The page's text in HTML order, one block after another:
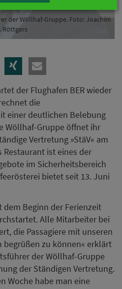
der Wöllhaf-Gruppe. Foto: Joachim
Röttgers
der Flughafen BER wieder
die
einer deutlichen Belebung
Wöllhaf-Gruppe öffnet ihr
Vertretung »StäV« am
Restaurant ist eines der
im Sicherheitsbereich
bietet seit 13. Juni
dem Beginn der Ferienzeit
Alle Mitarbeiter bei
die Passagiere mit unseren
begrüßen zu können« erklärt
der Wöllhaf-Gruppe
der Ständigen Vertretung.
Woche habe man eine